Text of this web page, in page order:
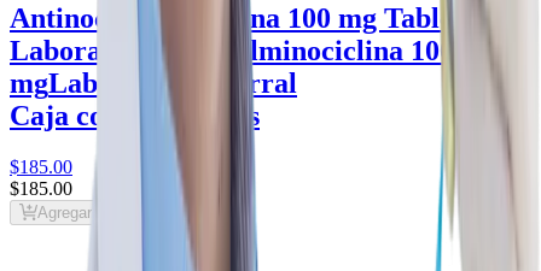
Antinocil Minociclina 100 mg Tableta -
Laboratorios Serralminociclina 100
mgLaboratorios Serral
Caja con 10 tabletas
$185.00
$185.00
Agregar al carrito